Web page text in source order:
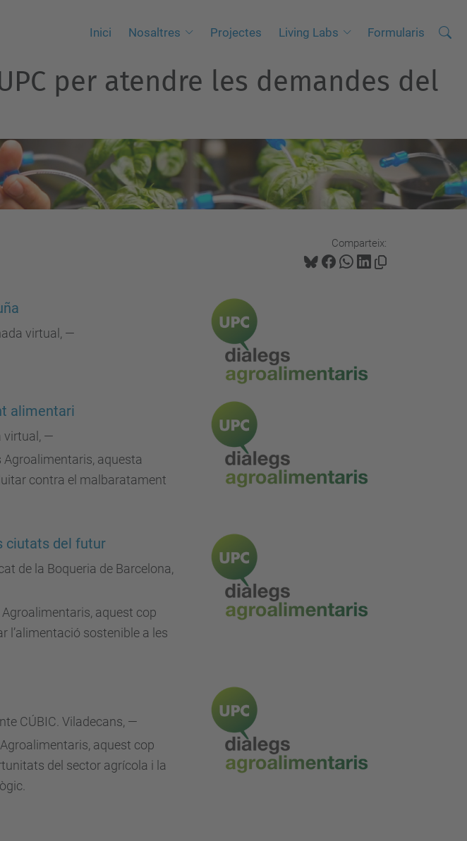
Inici Nosaltres Projectes Living Labs Formularis Cerca
C
r
c
v
n
per atendre les demandes del
Comparteix:
virtual , —
alimentari
, —
Agroalimentaris, aquesta
contra el malbaratament
ciutats del futur
de la Boqueria de Barcelona,
aquest cop
l’alimentació sostenible a les
CÚBIC. Viladecans, —
aquest cop
del sector agrícola i la